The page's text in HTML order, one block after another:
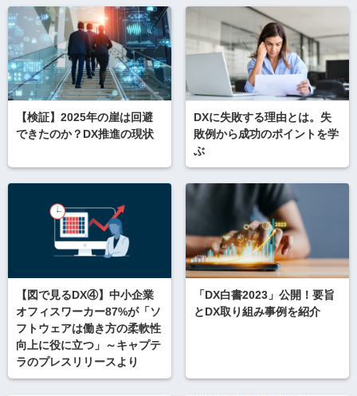
【検証】2025年の崖は回避
できたのか？DX推進の現状
DXに失敗する理由とは。失
敗例から成功のポイントを学
ぶ
【図で見るDX④】中小企業
オフィスワーカー87%が「ソ
フトウェアは働き方の柔軟性
向上に役に立つ」～キャプテ
ラのプレスリリースより
「DX白書2023」公開！要旨
とDX取り組み事例を紹介